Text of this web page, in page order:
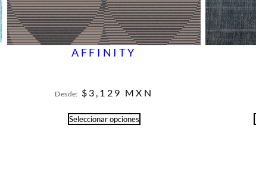
AFFINITY
Desde: $ 3,129 MXN
Seleccionar opciones